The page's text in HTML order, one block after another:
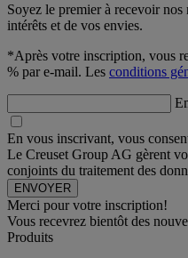
Soyez le premier à recevoir nos
intérêts et de vos envies.
*Après votre inscription, vous
% par e-mail. Les conditions
En vous inscrivant, vous
Le Creuset Group AG gèrent
conjoints du traitement des
Merci pour votre inscription!
Vous recevrez bientôt des
Produits